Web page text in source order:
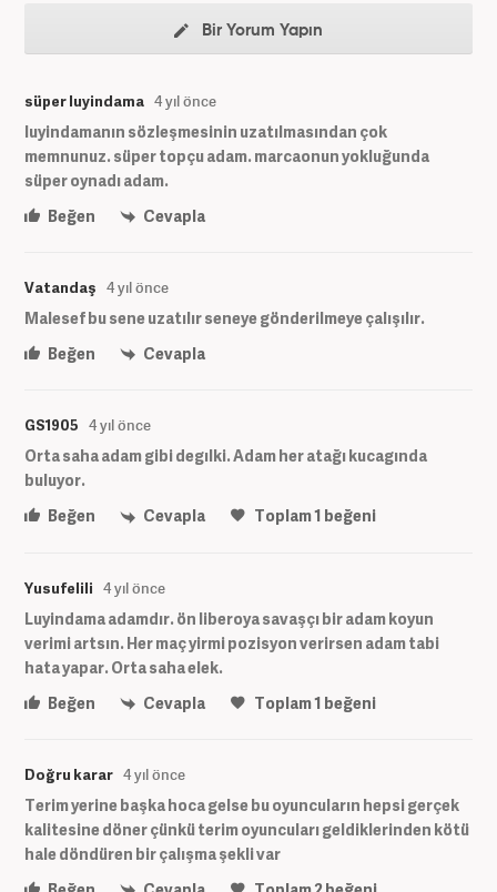
Bir Yorum Yapın
süper luyindama 4 yıl önce
luyindamanın sözleşmesinin uzatılmasından çok
memnunuz. süper topçu adam. marcaonun yokluğunda
süper oynadı adam.
Beğen
Cevapla
Vatandaş 4 yıl önce
Malesef bu sene uzatılır seneye gönderilmeye çalışılır.
Beğen
Cevapla
GS1905 4 yıl önce
Orta saha adam gibi degılki. Adam her atağı kucagında
buluyor.
Beğen
Cevapla Toplam1 beğeni
Yusufelili 4 yıl önce
Luyindama adamdır. ön liberoya savaşçı bir adam koyun
verimi artsın. Her maç yirmi pozisyon verirsen adam tabi
hata yapar. Orta saha elek.
Beğen
Cevapla Toplam1 beğeni
Doğru karar 4 yıl önce
Terim yerine başka hoca gelse bu oyuncuların hepsi gerçek
kalitesine döner çünkü terim oyuncuları geldiklerinden kötü
hale döndüren bir çalışma şekli var